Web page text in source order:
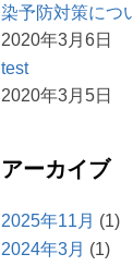
染予防対策につ
2020年3月6日
test
2020年3月5日
アーカイブ
2025年11月 (1)
2024年3月 (1)